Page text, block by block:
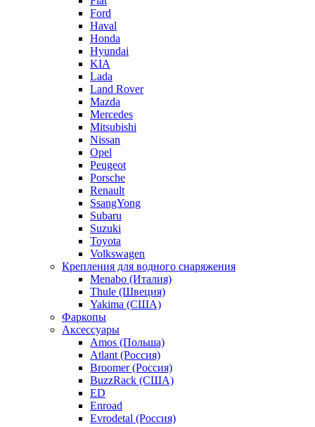
Ford
Haval
Honda
Hyundai
KIA
Lada
Land Rover
Mazda
Mercedes
Mitsubishi
Nissan
Opel
Peugeot
Porsche
Renault
SsangYong
Subaru
Suzuki
Toyota
Volkswagen
Крепления для водного снаряжения
Menabo (Италия)
Thule (Швеция)
Yakima (США)
Фаркопы
Аксессуары
Amos (Польша)
Atlant (Россия)
Broomer (Россия)
BuzzRack (США)
ED
Enroad
Evrodetal (Россия)